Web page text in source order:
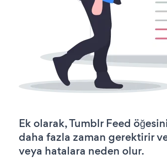
Ek olarak, Tumblr Feed
daha fazla zaman gerektirir
veya hatalara neden olur.